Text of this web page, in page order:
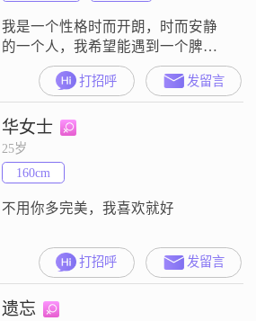
我是一个性格时而开朗，时而安静
的一个人，我希望能遇到一个脾气
好会心疼人的伴侣，兴趣爱好就是
能和喜欢的人一起出去旅游
##3002##
打招呼 发留言
华女士
25岁
160cm
不用你多完美，我喜欢就好
打招呼 发留言
遗忘